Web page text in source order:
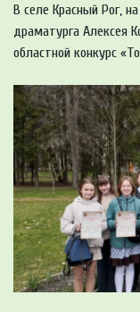
В селе Красный Рог,
драматурга Алексея
областной конкурс